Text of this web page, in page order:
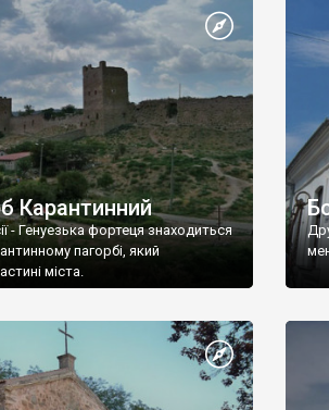
Карантинний
- Генуезька фортеця знаходиться
пагорбі, який
міста.